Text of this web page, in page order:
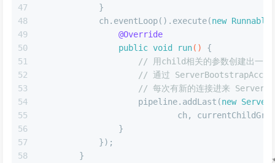
47
48
49
50
51
52
53
54
55
56
57
58
            }
            ch.eventLoop().execute(
new Runnable
@Override
public void run()
{
// 用child相关的参数创建出一
// 通过
// 每次有新的连接进来
                    pipeline.addLast(
new
ch,
                }
            });
        }